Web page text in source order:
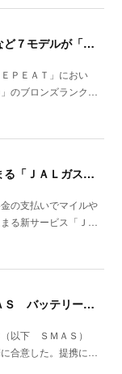
【環 境】キヤノンのオフィス向け複合機など７モデルが「ＥＰＥＡＴ ２．０」に登録
ＰＥＡＴ」におい
のブロンズランク…
【環 境】ガス料金の支払いでマイルがたまる「ＪＡＬガス」の提供開始
の支払いでマイルや
る新サービス「Ｊ…
【環 境】ＪＦＥエンジニアリングとＳＭＡＳ バッテリー交換式ＥＶの社会実装で提携
以下 ＳＭＡＳ）
合意した。提携に…